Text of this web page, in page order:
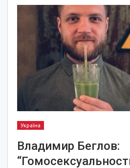
Україна
Владимир Беглов: